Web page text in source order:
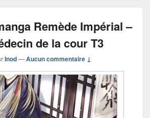
Remède Impérial –
de la cour T3
Inod—Aucun commentaire ↓